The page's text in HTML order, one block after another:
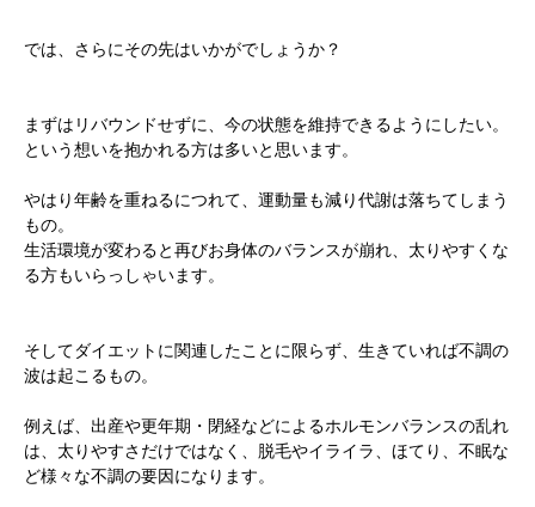
では、さらにその先はいかがでしょうか？
まずはリバウンドせずに、今の状態を維持できるようにしたい。
という想いを抱かれる方は多いと思います。
やはり年齢を重ねるにつれて、運動量も減り代謝は落ちてしまう
もの。
生活環境が変わると再びお身体のバランスが崩れ、太りやすくな
る方もいらっしゃいます。
そしてダイエットに関連したことに限らず、生きていれば不調の
波は起こるもの。
例えば、出産や更年期・閉経などによるホルモンバランスの乱れ
は、太りやすさだけではなく、脱毛やイライラ、ほてり、不眠な
ど様々な不調の要因になります。